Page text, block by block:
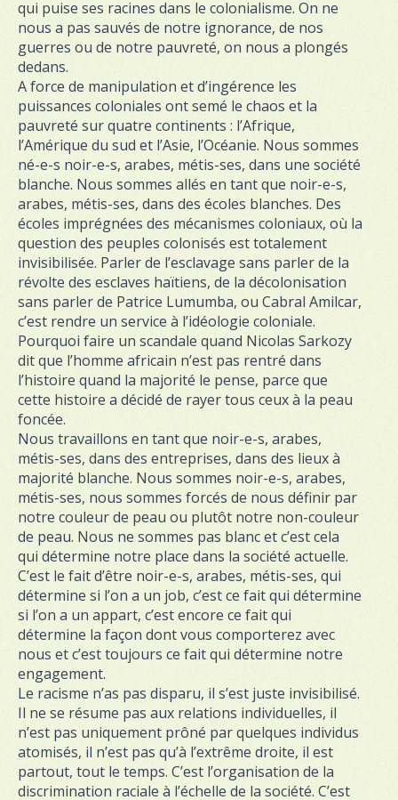
qui puise ses racines dans le colonialisme. On ne
nous a pas sauvés de notre ignorance, de nos
guerres ou de notre pauvreté, on nous a plongés
dedans.
A force de manipulation et d’ingérence les
puissances coloniales ont semé le chaos et la
pauvreté sur quatre continents : l’Afrique,
l’Amérique du sud et l’Asie, l’Océanie. Nous sommes
né-e-s noir-e-s, arabes, métis-ses, dans une société
blanche. Nous sommes allés en tant que noir-e-s,
arabes, métis-ses, dans des écoles blanches. Des
écoles imprégnées des mécanismes coloniaux, où la
question des peuples colonisés est totalement
invisibilisée. Parler de l’esclavage sans parler de la
révolte des esclaves haïtiens, de la décolonisation
sans parler de Patrice Lumumba, ou Cabral Amilcar,
c’est rendre un service à l’idéologie coloniale.
Pourquoi faire un scandale quand Nicolas Sarkozy
dit que l’homme africain n’est pas rentré dans
l’histoire quand la majorité le pense, parce que
cette histoire a décidé de rayer tous ceux à la peau
foncée.
Nous travaillons en tant que noir-e-s, arabes,
métis-ses, dans des entreprises, dans des lieux à
majorité blanche. Nous sommes noir-e-s, arabes,
métis-ses, nous sommes forcés de nous définir par
notre couleur de peau ou plutôt notre non-couleur
de peau. Nous ne sommes pas blanc et c’est cela
qui détermine notre place dans la société actuelle.
C’est le fait d’être noir-e-s, arabes, métis-ses, qui
détermine si l’on a un job, c’est ce fait qui détermine
si l’on a un appart, c’est encore ce fait qui
détermine la façon dont vous comporterez avec
nous et c’est toujours ce fait qui détermine notre
engagement.
Le racisme n’as pas disparu, il s’est juste invisibilisé.
Il ne se résume pas aux relations individuelles, il
n’est pas uniquement prôné par quelques individus
atomisés, il n’est pas qu’à l’extrême droite, il est
partout, tout le temps. C’est l’organisation de la
discrimination raciale à l’échelle de la société. C’est